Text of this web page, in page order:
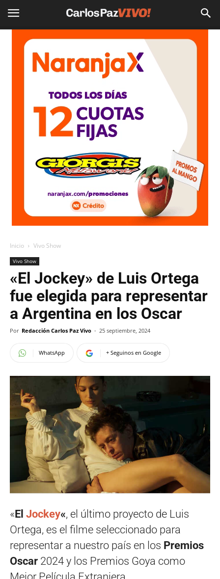
Inicio Vivo Show
Vivo Show
«El Jockey» de Luis Ortega
fue elegida para representar
a Argentina en los Oscar
Por Redacción Carlos Paz Vivo - 25 septiembre, 2024
WhatsApp + Seguinos en Google
«El Jockey«, el último proyecto de Luis
Ortega, es el filme seleccionado para
representar a nuestro país en los Premios
Oscar 2024 y los Premios Goya como